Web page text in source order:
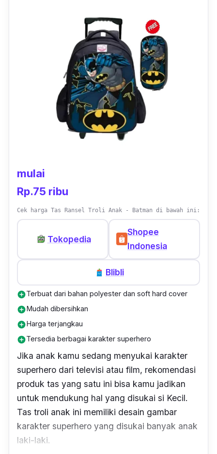
Tas troli anak lucu ini tidak akan membuat
anak kamu lelah membawa barang berat
karena, tas ini cukup didorong atau ditarik
dengan mudah.
mulai
Rp.75 ribu
Cek harga Tas Ransel Troli Anak - Batman di bawah ini:
Tokopedia
Shopee
Indonesia
Blibli
add_circleTerbuat dari bahan polyester dan soft hard cover
add_circleMudah dibersihkan
add_circleHarga terjangkau
add_circleTersedia berbagai karakter superhero
Jika anak kamu sedang menyukai karakter
superhero dari televisi atau film, rekomendasi
produk tas yang satu ini bisa kamu jadikan
untuk mendukung hal yang disukai si Kecil.
Tas troli anak ini memiliki desain gambar
karakter superhero yang disukai banyak anak
laki-laki.